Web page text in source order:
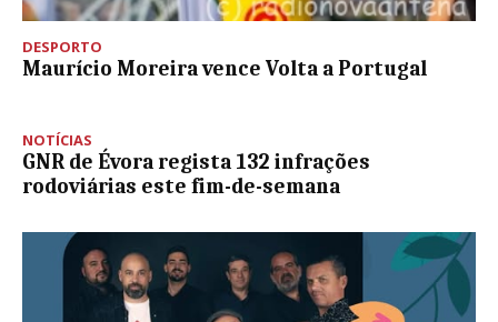
DESPORTO
Maurício Moreira vence Volta a Portugal
NOTÍCIAS
GNR de Évora regista 132 infrações
rodoviárias este fim-de-semana